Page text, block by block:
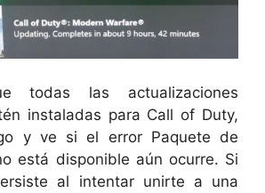
todas las actualizaciones
instaladas para Call of Duty,
y ve si el error Paquete de
está disponible aún ocurre. Si
al intentar unirte a una